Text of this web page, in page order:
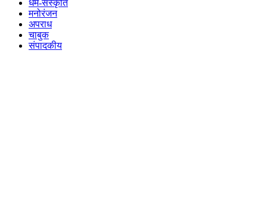
धर्म-संस्कृति
मनोरंजन
अपराध
चाबुक
संपादकीय